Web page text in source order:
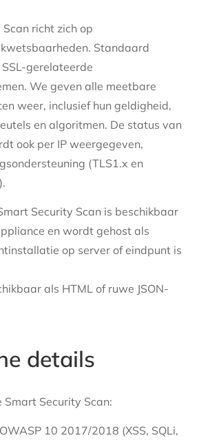
richt zich op
Standaard
gerelateerde
We geven alle meetbare
weer, inclusief hun geldigheid,
en algoritmen. De status van
ook per IP weergegeven,
(TLS1.x en
Security Scan is beschikbaar
en wordt gehost als
op server of eindpunt is
als HTML of ruwe JSON-
details
Smart Security Scan:
10 2017/2018 (XSS, SQLi,